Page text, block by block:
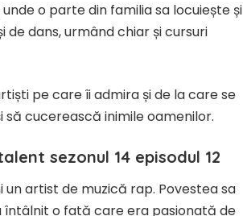
o parte din familia sa locuiește și
de dans, urmând chiar și cursuri
pe care îi admira și de la care se
să cucerească inimile oamenilor.
sezonul 14 episodul 12
un artist de muzică rap. Povestea sa
întâlnit o fată care era pasionată de